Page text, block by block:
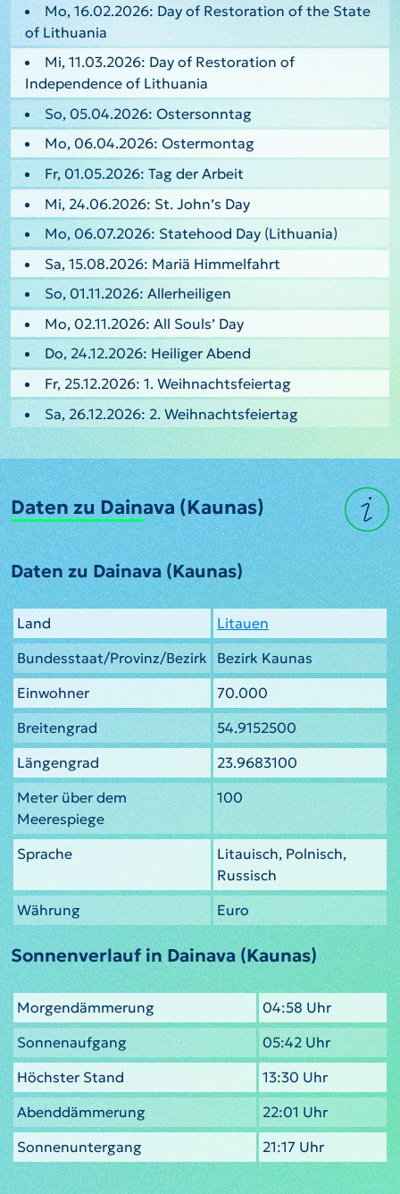
Mo, 16.02.2026: Day of Restoration of the State
of Lithuania
Mi, 11.03.2026: Day of Restoration of
Independence of Lithuania
So, 05.04.2026: Ostersonntag
Mo, 06.04.2026: Ostermontag
Fr, 01.05.2026: Tag der Arbeit
Mi, 24.06.2026: St. John’s Day
Mo, 06.07.2026: Statehood Day (Lithuania)
Sa, 15.08.2026: Mariä Himmelfahrt
So, 01.11.2026: Allerheiligen
Mo, 02.11.2026: All Souls’ Day
Do, 24.12.2026: Heiliger Abend
Fr, 25.12.2026: 1. Weihnachtsfeiertag
Sa, 26.12.2026: 2. Weihnachtsfeiertag
Daten zu Dainava (Kaunas)
Daten zu Dainava (Kaunas)
Land
Litauen
Bundesstaat/Provinz/Bezirk Bezirk Kaunas
Einwohner
70.000
Breitengrad
54.9152500
Längengrad
23.9683100
Meter über dem
Meerespiege
100
Sprache
Litauisch, Polnisch,
Russisch
Währung
Euro
Sonnenverlauf in Dainava (Kaunas)
Morgendämmerung
04:58 Uhr
Sonnenaufgang
05:42 Uhr
Höchster Stand
13:30 Uhr
Abenddämmerung
22:01 Uhr
Sonnenuntergang
21:17 Uhr